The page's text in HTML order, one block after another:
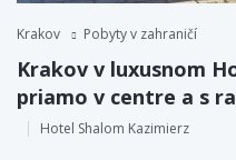
Krakov Pobyty v zahraničí
Krakov v luxusnom
priamo v centre a s
Hotel Shalom Kazimierz